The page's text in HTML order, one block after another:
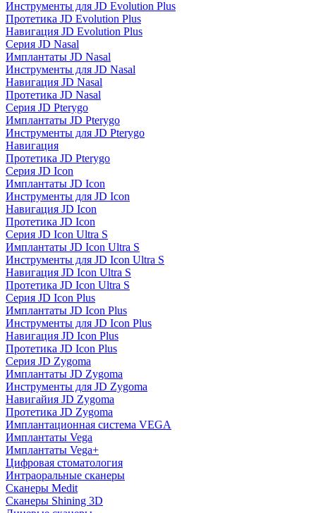
Инструменты для JD Evolution Plus
Протетика JD Evolution Plus
Навигация JD Evolution Plus
Серия JD Nasal
Имплантаты JD Nasal
Инструменты для JD Nasal
Навигация JD Nasal
Протетика JD Nasal
Серия JD Pterygo
Имплантаты JD Pterygo
Инструменты для JD Pterygo
Навигация
Протетика JD Pterygo
Серия JD Icon
Имплантаты JD Icon
Инструменты для JD Icon
Навигация JD Icon
Протетика JD Icon
Серия JD Icon Ultra S
Имплантаты JD Icon Ultra S
Инструменты для JD Icon Ultra S
Навигация JD Icon Ultra S
Протетика JD Icon Ultra S
Серия JD Icon Plus
Имплантаты JD Icon Plus
Инструменты для JD Icon Plus
Навигация JD Icon Plus
Протетика JD Icon Plus
Серия JD Zygoma
Имплантаты JD Zygoma
Инструменты для JD Zygoma
Навигайия JD Zygoma
Протетика JD Zygoma
Имплантационная система VEGA
Имплантаты Vega
Имплантаты Vega+
Цифровая стоматология
Интраоральные сканеры
Сканеры Medit
Сканеры Shining 3D